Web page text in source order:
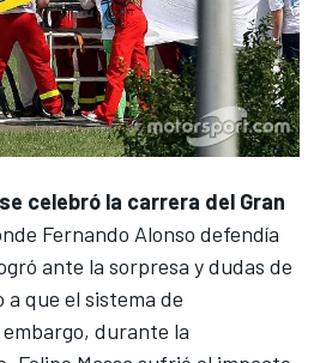
celebró la carrera del Gran
Fernando Alonso defendía
ante la sorpresa y dudas de
que el sistema de
durante la